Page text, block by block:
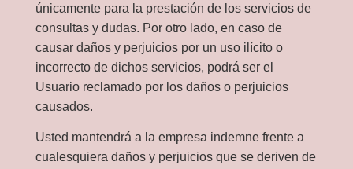
únicamente para la prestación de los servicios de
consultas y dudas. Por otro lado, en caso de
causar daños y perjuicios por un uso ilícito o
incorrecto de dichos servicios, podrá ser el
Usuario reclamado por los daños o perjuicios
causados.
Usted mantendrá a la empresa indemne frente a
cualesquiera daños y perjuicios que se deriven de